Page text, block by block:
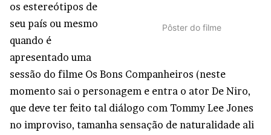
Pôster do filme
os estereótipos de
seu país ou mesmo
quando é
apresentado uma
sessão do filme Os Bons Companheiros (neste
momento sai o personagem e entra o ator De Niro,
que deve ter feito tal diálogo com Tommy Lee Jones
no improviso, tamanha sensação de naturalidade ali